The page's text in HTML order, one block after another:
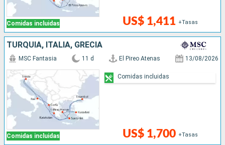
Comidas incluidas US$ 1,411 +Tasas
TURQUÍA, ITALIA, GRECIA
Comidas incluidas
MSC Fantasia 11 d El Pireo Atenas 13/08/2026
US$ 1,700 +Tasas
Comidas incluidas